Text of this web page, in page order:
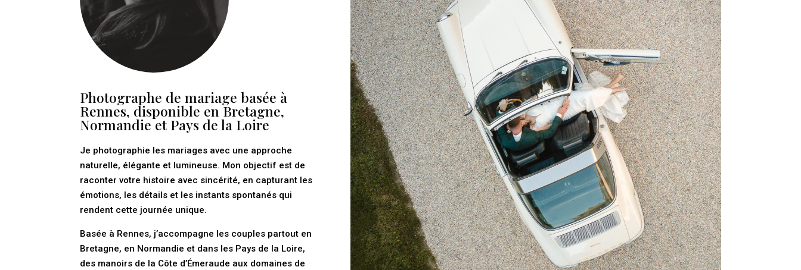
Photographe de mariage basée à
Rennes, disponible en Bretagne,
Normandie et Pays de la Loire
Je photographie les mariages avec une approche
naturelle, élégante et lumineuse. Mon objectif est de
raconter votre histoire avec sincérité, en capturant les
émotions, les détails et les instants spontanés qui
rendent cette journée unique.
Basée à Rennes, j’accompagne les couples partout en
Bretagne, en Normandie et dans les Pays de la Loire,
des manoirs de la Côte d’Émeraude aux domaines de